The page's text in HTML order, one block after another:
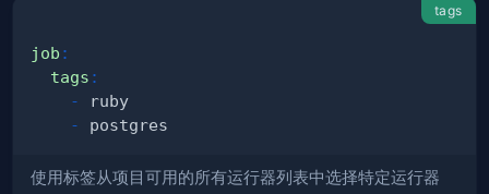
tags
job :
tags :
-
-
使用标签从项目可用的所有运行器列表中选择特定运行器